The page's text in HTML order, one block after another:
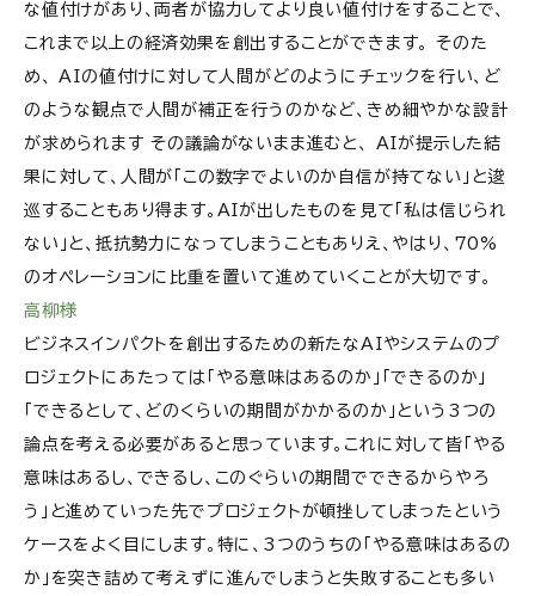
な値付けがあり、両者が協力してより良い値付けをすることで、
これまで以上の経済効果を創出することができます。 そのた
め、 AIの値付けに対して人間がどのようにチェックを行い、ど
のような観点で人間が補正を行うのかなど、きめ細やかな設計
が求められます その議論がないまま進むと、 AIが提示した結
果に対して、人間が「この数字でよいのか自信が持てない」と逡
巡することもあり得ます。AIが出したものを見て「私は信じられ
ない」と、抵抗勢力になってしまうこともありえ、やはり、70%
のオペレーションに比重を置いて進めていくことが大切です。
高柳様
ビジネスインパクトを創出するための新たなAIやシステムのプ
ロジェクトにあたっては「やる意味はあるのか」「できるのか」
「できるとして、どのくらいの期間がかかるのか」という3つの
論点を考える必要があると思っています。これに対して皆「やる
意味はあるし、できるし、このぐらいの期間でできるからやろ
う」と進めていった先でプロジェクトが頓挫してしまったという
ケースをよく目にします。特に、3つのうちの「やる意味はあるの
か」を突き詰めて考えずに進んでしまうと失敗することも多い